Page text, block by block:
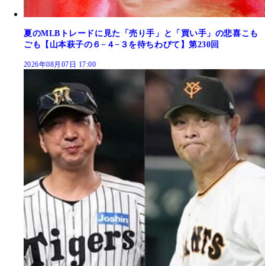
夏のMLBトレードに見た「売り手」と「買い手」の悲喜こも
ごも【山本萩子の６−４−３を待ちわびて】第230回
2026年08月07日 17:00